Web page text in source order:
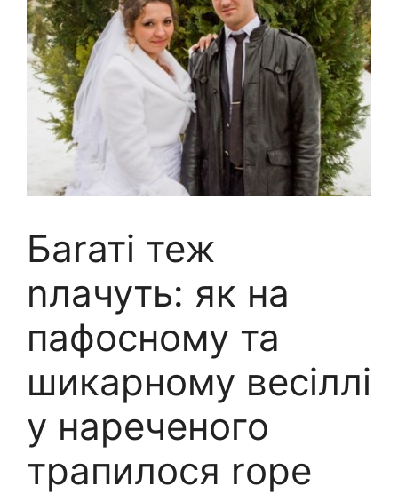
Баrаті теж
nлачуть: як на
пафосному та
шикарному весіллі
у нареченого
трапилося rоре